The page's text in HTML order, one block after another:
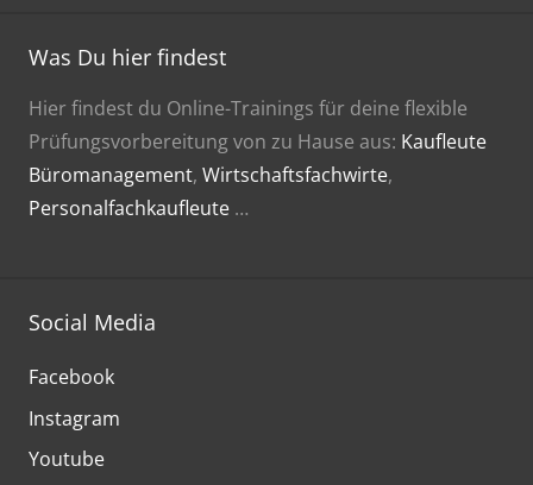
Was Du hier findest
Hier findest du Online-Trainings für deine flexible
Prüfungsvorbereitung von zu Hause aus: Kaufleute
Büromanagement, Wirtschaftsfachwirte,
Personalfachkaufleute …
Social Media
Facebook
Instagram
Youtube